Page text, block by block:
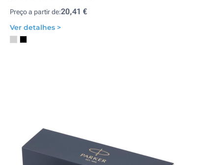
Preço a partir de:20,41 €
Ver detalhes >